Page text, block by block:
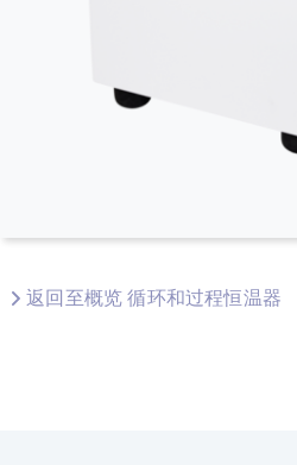
返回至概览 循环和过程恒温器